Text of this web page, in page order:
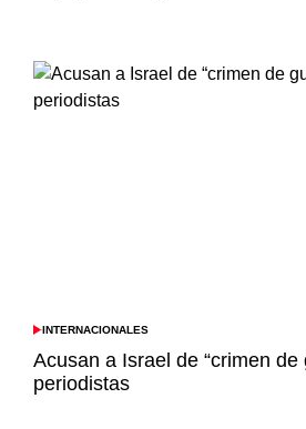
POSTED
IN
INTERNACIONALES
Acusan a Israel de “crimen de
periodistas